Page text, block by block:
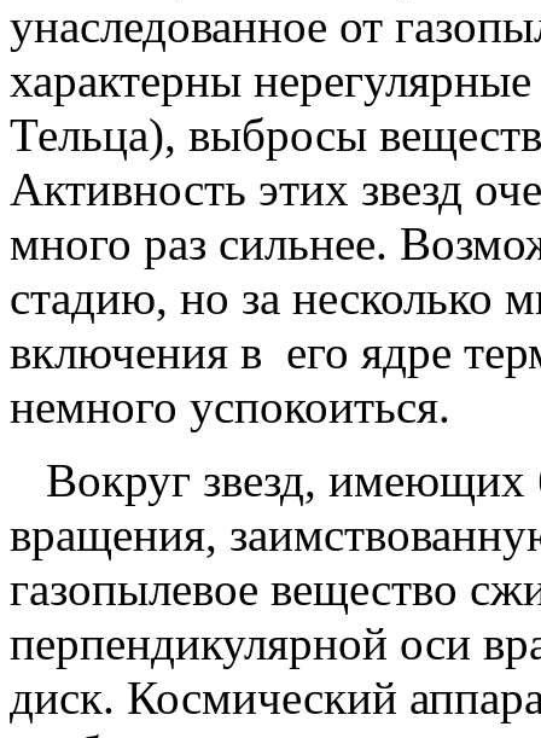
унаследованное от
характерны
Тельца), выбросы
Активность этих звезд
много раз сильнее.
стадию, но за несколько
включения в его ядре
немного успокоиться.
Вокруг звезд, имеющих
вращения,
газопылевое вещество
перпендикулярной оси
диск. Космический